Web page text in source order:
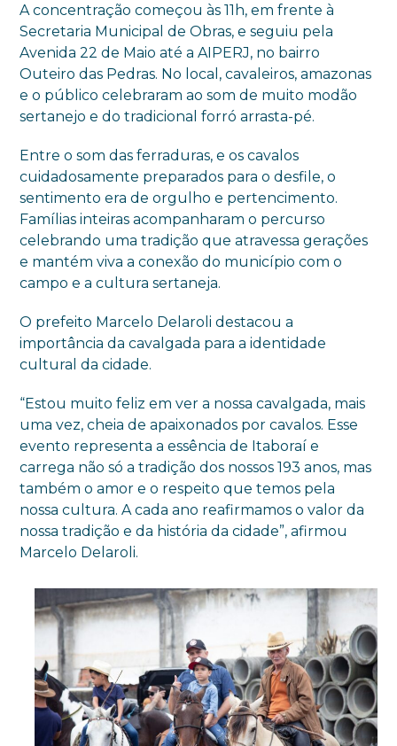
A concentração começou às 11h, em frente à
Secretaria Municipal de Obras, e seguiu pela
Avenida 22 de Maio até a AIPERJ, no bairro
Outeiro das Pedras. No local, cavaleiros, amazonas
e o público celebraram ao som de muito modão
sertanejo e do tradicional forró arrasta-pé.
Entre o som das ferraduras, e os cavalos
cuidadosamente preparados para o desfile, o
sentimento era de orgulho e pertencimento.
Famílias inteiras acompanharam o percurso
celebrando uma tradição que atravessa gerações
e mantém viva a conexão do município com o
campo e a cultura sertaneja.
O prefeito Marcelo Delaroli destacou a
importância da cavalgada para a identidade
cultural da cidade.
“Estou muito feliz em ver a nossa cavalgada, mais
uma vez, cheia de apaixonados por cavalos. Esse
evento representa a essência de Itaboraí e
carrega não só a tradição dos nossos 193 anos, mas
também o amor e o respeito que temos pela
nossa cultura. A cada ano reafirmamos o valor da
nossa tradição e da história da cidade”, afirmou
Marcelo Delaroli.